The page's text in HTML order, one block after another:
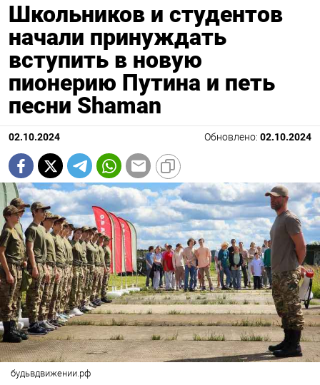
Школьников и студентов
начали принуждать
вступить в новую
пионерию Путина и петь
песни Shaman
02.10.2024 Обновлено: 02.10.2024
будьвдвижении.рф